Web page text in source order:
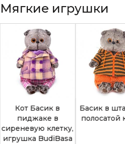
Мягкие игрушки
Кот Басик в
пиджаке в
сиреневую клетку,
игрушка BudiBasa
Басик в
полосатой